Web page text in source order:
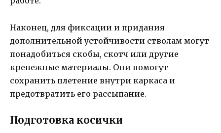
Наконец, для фиксации и придания
дополнительной устойчивости стволам могут
понадобиться скобы, скотч или другие
крепежные материалы. Они помогут
сохранить плетение внутри каркаса и
предотвратить его рассыпание.
Подготовка косички